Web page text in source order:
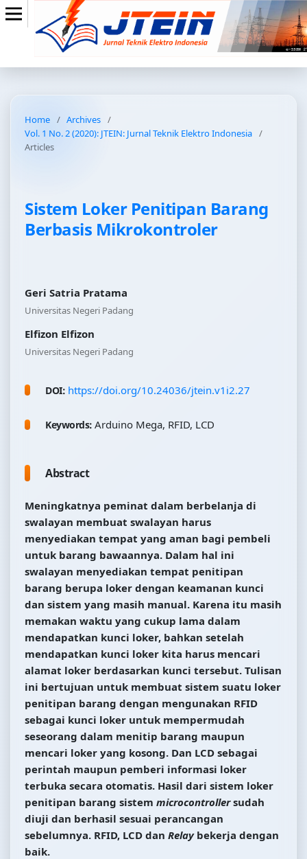
Home / Archives /
Vol. 1 No. 2 (2020): JTEIN: Jurnal Teknik Elektro Indonesia /
Articles
Sistem Loker Penitipan Barang
Berbasis Mikrokontroler
Geri Satria Pratama
Universitas Negeri Padang
Elfizon Elfizon
Universitas Negeri Padang
DOI: https://doi.org/10.24036/jtein.v1i2.27
Keywords: Arduino Mega, RFID, LCD
Abstract
Meningkatnya peminat dalam berbelanja di
swalayan membuat swalayan harus
menyediakan tempat yang aman bagi pembeli
untuk barang bawaannya. Dalam hal ini
swalayan menyediakan tempat penitipan
barang berupa loker dengan keamanan kunci
dan sistem yang masih manual. Karena itu masih
memakan waktu yang cukup lama dalam
mendapatkan kunci loker, bahkan setelah
mendapatkan kunci loker kita harus mencari
alamat loker berdasarkan kunci tersebut. Tulisan
ini bertujuan untuk membuat sistem suatu loker
penitipan barang dengan mengunakan RFID
sebagai kunci loker untuk mempermudah
seseorang dalam menitip barang maupun
mencari loker yang kosong. Dan LCD sebagai
perintah maupun pemberi informasi loker
terbuka secara otomatis. Hasil dari sistem loker
penitipan barang sistem microcontrollersudah
diuji dan berhasil sesuai perancangan
sebelumnya. RFID, LCD dan Relaybekerja dengan
baik.